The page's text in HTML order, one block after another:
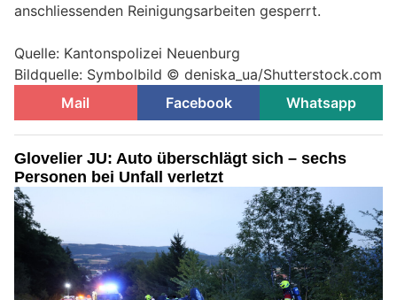
anschliessenden Reinigungsarbeiten gesperrt.
Quelle: Kantonspolizei Neuenburg
Bildquelle: Symbolbild © deniska_ua/Shutterstock.com
Mail
Facebook Whatsapp
Glovelier JU: Auto überschlägt sich – sechs
Personen bei Unfall verletzt